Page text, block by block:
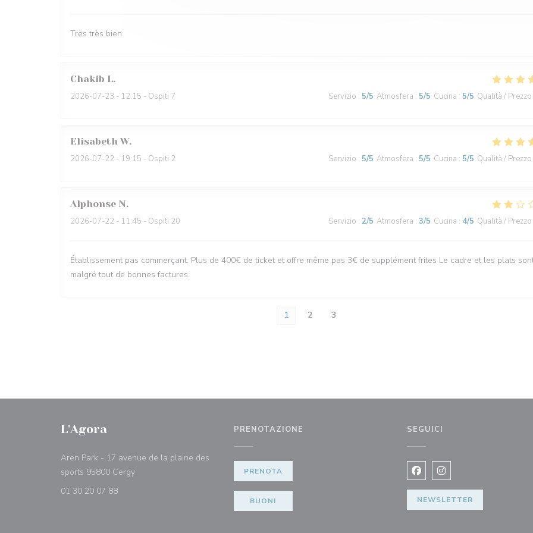
Très très bien
Chakib L
2026-07-23 - 12:15 - Ospiti 7 Servizio : 5/5 Atmosfera : 5/5 Cucina : 5/5 Qualità / Prezzo
Elisabeth W
2026-07-22 - 19:15 - Ospiti 2 Servizio : 5/5 Atmosfera : 5/5 Cucina : 5/5 Qualità / Prezzo
Alphonse N
2026-07-22 - 11:45 - Ospiti 20 Servizio : 2/5 Atmosfera : 3/5 Cucina : 4/5 Qualità / Prezzo
Établissement pas commerçant. Plus de 400€ de ticket et offre même pas 3€ de supplément frites Le cadre et les plats
malgré tout de bonnes factures.
1 2 3
L'Agora
Aren Park - 17 avenue de la plaine des
sports 95800 Cergy((apre una nuova finestra))
01 30 20 07 88
PRENOTAZIONE
PRENOTA
BUONI
SEGUICI
Facebook ((apre una nuova
Instagram ((apre una
NEWSLETTER